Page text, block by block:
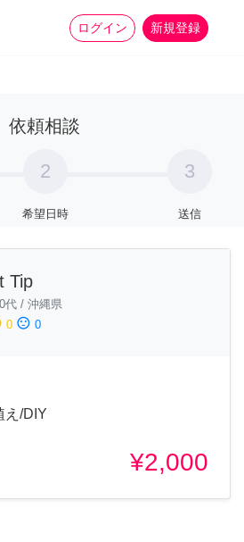
ログイン 新規登録
家事 more_horiz
依頼相談
2
希望日時
3
送信
Tip
代 / 沖縄県
0 sentiment_dissatisfied 0
え/DIY
¥2,000